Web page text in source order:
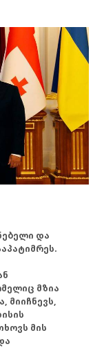
და
მზია
მიიჩნევს,
მის